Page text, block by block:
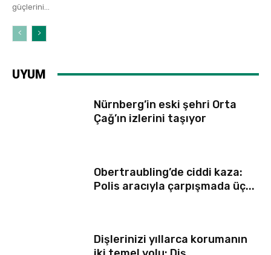
güçlerini...
UYUM
Nürnberg’in eski şehri Orta
Çağ’ın izlerini taşıyor
Obertraubling’de ciddi kaza:
Polis aracıyla çarpışmada üç...
Dişlerinizi yıllarca korumanın